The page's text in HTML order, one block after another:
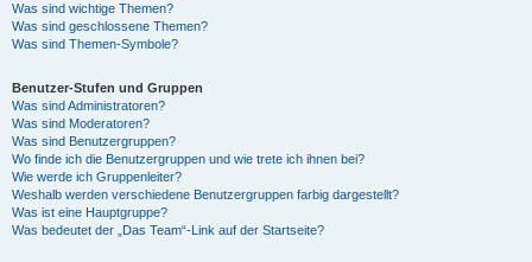
Was sind wichtige Themen?
Was sind geschlossene Themen?
Was sind Themen-Symbole?
Benutzer-Stufen und Gruppen
Was sind Administratoren?
Was sind Moderatoren?
Was sind Benutzergruppen?
Wo finde ich die Benutzergruppen und wie trete ich ihnen bei?
Wie werde ich Gruppenleiter?
Weshalb werden verschiedene Benutzergruppen farbig dargestellt?
Was ist eine Hauptgruppe?
Was bedeutet der „Das Team“-Link auf der Startseite?